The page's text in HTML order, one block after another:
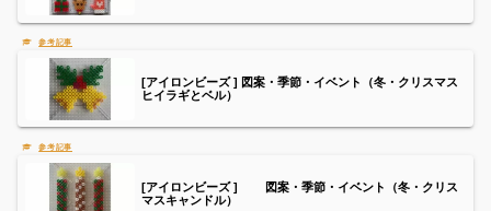
[アイロンビーズ ] 図案・季節・イベント（冬・クリスマス
ヒイラギとベル）
[アイロンビーズ ] 図案・季節・イベント（冬・クリス
マスキャンドル）